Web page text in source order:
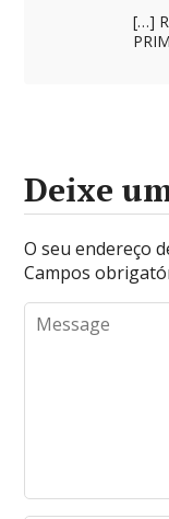
[…]
Deixe
O seu endereço
Campos